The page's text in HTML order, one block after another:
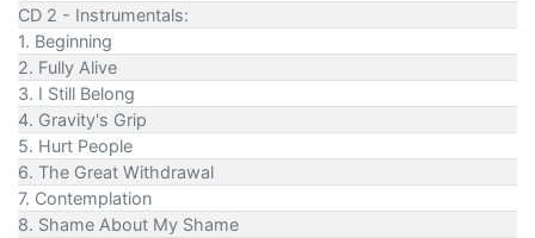
CD 2 - Instrumentals:
1. Beginning
2. Fully Alive
3. I Still Belong
4. Gravity's Grip
5. Hurt People
6. The Great Withdrawal
7. Contemplation
8. Shame About My Shame